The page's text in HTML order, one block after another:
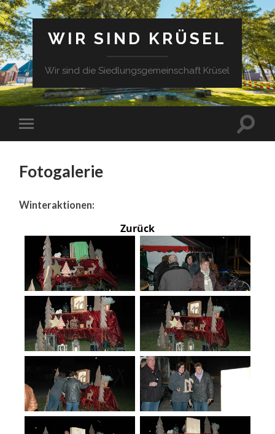
WIR SIND KRÜSEL
Wir sind die Siedlungsgemeinschaft Krüsel
Fotogalerie
Winteraktionen:
Zurück